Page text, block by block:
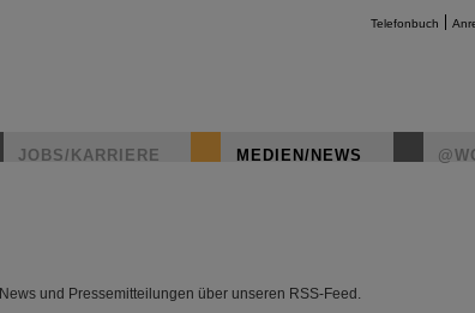
Telefonbuch
JOBS/KARRIERE MEDIEN/NEWS
und Pressemitteilungen über unseren RSS-Feed.